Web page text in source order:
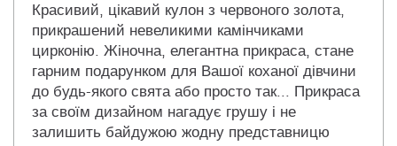
Красивий, цікавий кулон з червоного золота,
прикрашений невеликими камінчиками
цирконію. Жіночна, елегантна прикраса, стане
гарним подарунком для Вашої коханої дівчини
до будь-якого свята або просто так... Прикраса
за своїм дизайном нагадує грушу і не
залишить байдужою жодну представницю